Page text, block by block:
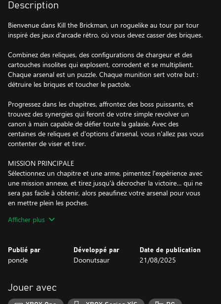
Description
Bienvenue dans Kill the Brickman, un roguelike au tour par tour
inspiré des jeux d'arcade rétro, où vous devez casser des briques.
Combinez des reliques, des configurations de chargeur et des
cartouches insolites qui explosent, corrodent et se multiplient.
Chaque arsenal est un puzzle. Chaque munition sert votre but :
détruire les briques et toucher le pactole.
Progressez dans les chapitres, affrontez des boss puissants, et
trouvez des synergies qui feront de votre simple revolver un
canon à main capable de défier toute la galaxie. Avec des
centaines de reliques et d'options d'arsenal, vous n'allez pas vous
contenter de viser et tirer.
MISSION PRINCIPALE
Sélectionnez un chapitre et une arme, pimentez l'expérience avec
une mission annexe, et tirez jusqu'à décrocher la victoire… qui ne
sera pas facile à obtenir, alors peaufinez votre arsenal pour vous
en mettre plein les poches.
ARSENAL
mêmes possèdent… des… compétences. Une avalanche de
compétences, en somme. Créez un arsenal renforcé avec des
NIVEAUX VARIÉS
Sélectionnez un chapitre et une arme, choisissez une mission
Afficher plus
Publié par
poncle
Développé par
Doonutsaur
Date de publication
21/08/2025
Jouer avec